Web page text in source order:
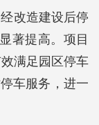
改造建设后停
著提高。项目
满足园区停车
车服务，进一